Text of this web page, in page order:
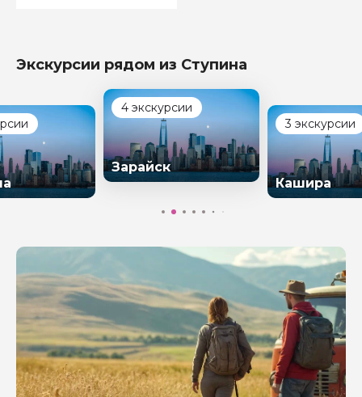
Экскурсии рядом из Ступина
4 экскурсии
Зарайск
3 экскурсии
Кашира
Задайте свой вопрос гиду
Как вас зовут